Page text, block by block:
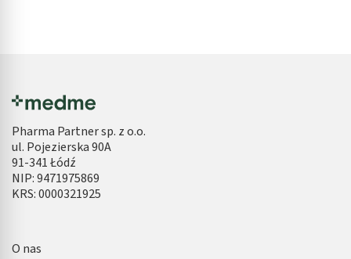
Pharma Partner sp. z o.o.
ul. Pojezierska 90A
91-341 Łódź
NIP: 9471975869
KRS: 0000321925
O nas